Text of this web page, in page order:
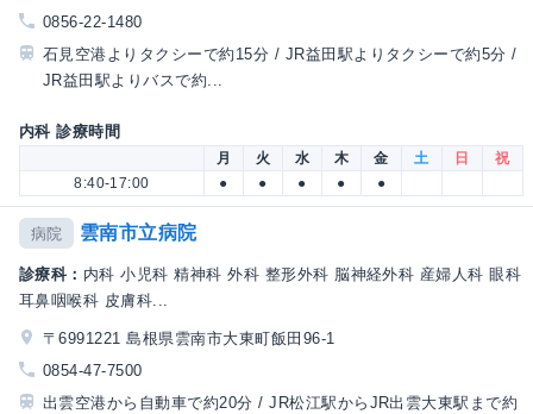
0856-22-1480
石見空港よりタクシーで約15分 / JR益田駅よりタクシーで約5分 /
JR益田駅よりバスで約...
内科 診療時間
月 火 水 木 金 土 日
祝
8:40-17:00
● ● ● ● ●
病院 雲南市立病院
診療科： 内科 小児科 精神科 外科 整形外科 脳神経外科 産婦人科 眼科
耳鼻咽喉科 皮膚科...
〒6991221 島根県雲南市大東町飯田96-1
0854-47-7500
出雲空港から自動車で約20分 / JR松江駅からJR出雲大東駅まで約